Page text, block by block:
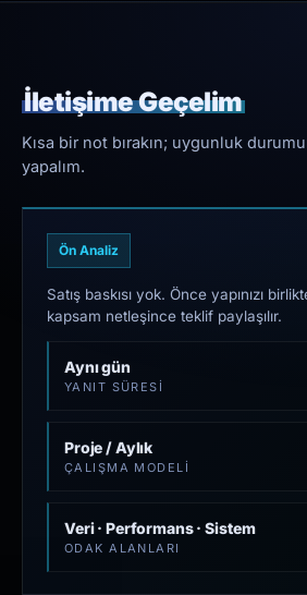
İletişime Geçelim
Kısa bir not bırakın; uygunluk
yapalım.
Ön Analiz
Satış baskısı yok. Önce yapınızı
kapsam netleşince teklif paylaşılır.
Aynı gün
YANIT SÜRESI
Proje / Aylık
ÇALIŞMA MODELI
Veri · Performans · Sistem
ODAK ALANLARI